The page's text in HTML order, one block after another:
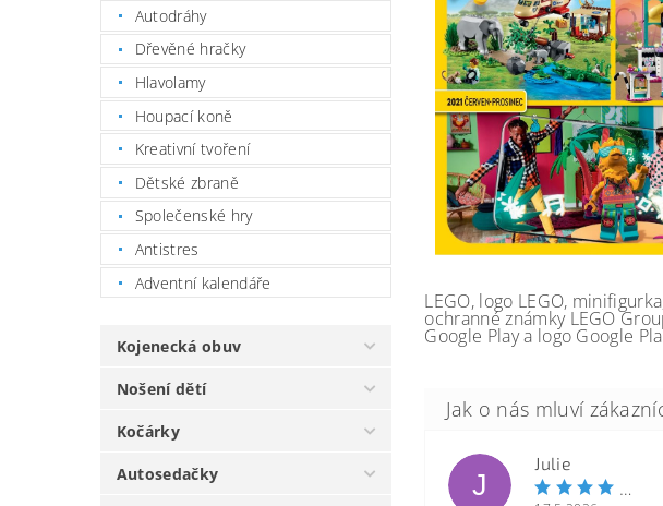
Autodráhy
Dřevěné hračky
Hlavolamy
Houpací koně
Kreativní tvoření
Dětské zbraně
Společenské hry
Antistres
Adventní kalendáře
Kojenecká obuv
Nošení dětí
Kočárky
Autosedačky
LEGO, logo LEGO,
ochranné známky LEGO
Google Play a logo Google
J
Julie